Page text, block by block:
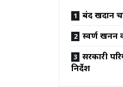
बंद खदानें
स्वर्ण खनन
सरकारी
निर्देश